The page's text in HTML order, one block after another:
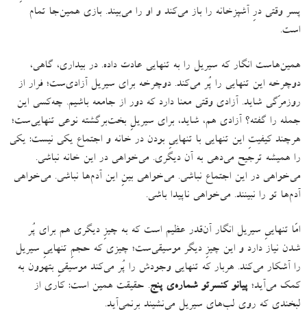
پسر وقتی درِ آشپزخانه را باز می‌کند و او را می‌بیند. بازی همین‌جا تمام
است.
همین‌هاست انگار که سیریل را به تنهایی عادت داده. در بیداری، گاهی،
دوچرخه این تنهایی را پُر می‌کند.دوچرخه برای سیریل آزادی‌ست؛ فرار از
روزمرّگی‌ شاید. آزادی وقتی معنا دارد که دور از جامعه باشیم. چه‌کسی این
جمله را گفته؟ آزادی هم، شاید، برای سیریلِ بخت‌برگشته نوعی تنهایی‌ست؛
هرچند کیفیتِ این تنهایی با تنهاییِ بودن در خانه و اجتماع یکی نیست: یکی
را همیشه ترجیح می‌دهی به آن دیگری. می‌خواهی در این خانه نباشی.
می‌خواهی در این اجتماع نباشی. می‌خواهی بینِ این آدم‌ها نباشی. می‌خواهی
آدم‌ها تو را نبینند. می‌خواهی ناپیدا باشی.
امّا تنهاییِ سیریل انگار آن‌قدر عظیم است که به چیزِ دیگری هم برای پُر
شدن نیاز دارد و این چیزِ دیگر موسیقی‌ست؛ چیزی که حجمِ تنهاییِ سیریل
را آشکار می‌کند. هربار که تنهایی‌ وجودش را پُر می‌کند موسیقیِ بتهوون به
کمک می‌آید؛پیانو کنسرتو شماره‌ی پنج. حقیقت همین است: کاری از
لبخندی که روی لب‌های سیریل می‌نشیند برنمی‌آید.